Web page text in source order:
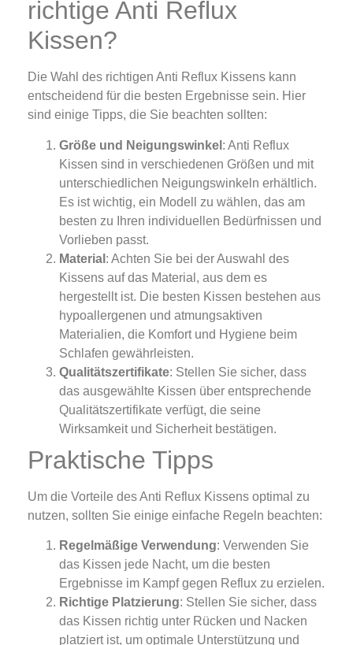
richtige Anti Reflux
Kissen?
Die Wahl des richtigen Anti Reflux Kissens kann
entscheidend für die besten Ergebnisse sein. Hier
sind einige Tipps, die Sie beachten sollten:
Größe und Neigungswinkel : Anti Reflux
Kissen sind in verschiedenen Größen und mit
unterschiedlichen Neigungswinkeln erhältlich.
Es ist wichtig, ein Modell zu wählen, das am
besten zu Ihren individuellen Bedürfnissen und
Vorlieben passt.
Material : Achten Sie bei der Auswahl des
Kissens auf das Material, aus dem es
hergestellt ist. Die besten Kissen bestehen aus
hypoallergenen und atmungsaktiven
Materialien, die Komfort und Hygiene beim
Schlafen gewährleisten.
Qualitätszertifikate: Stellen Sie sicher, dass
das ausgewählte Kissen über entsprechende
Qualitätszertifikate verfügt, die seine
Wirksamkeit und Sicherheit bestätigen.
Praktische Tipps
Um die Vorteile des Anti Reflux Kissens optimal zu
nutzen, sollten Sie einige einfache Regeln beachten:
Regelmäßige Verwendung: Verwenden Sie
das Kissen jede Nacht, um die besten
Ergebnisse im Kampf gegen Reflux zu erzielen.
Richtige Platzierung: Stellen Sie sicher, dass
das Kissen richtig unter Rücken und Nacken
platziert ist, um optimale Unterstützung und